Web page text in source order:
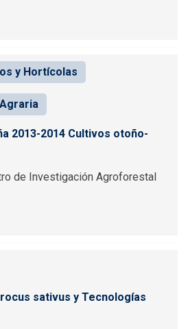
y Hortícolas
2013-2014 Cultivos otoño-
de Investigación Agroforestal
sativus y Tecnologías